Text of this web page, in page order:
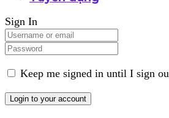
Sign In
Keep me signed in until I sign